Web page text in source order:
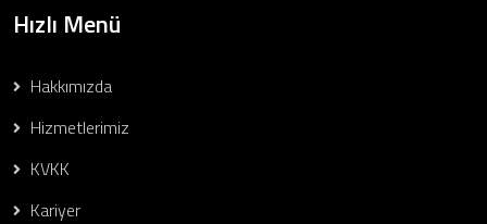
Hızlı Menü
Hakkımızda
Hizmetlerimiz
KVKK
Kariyer